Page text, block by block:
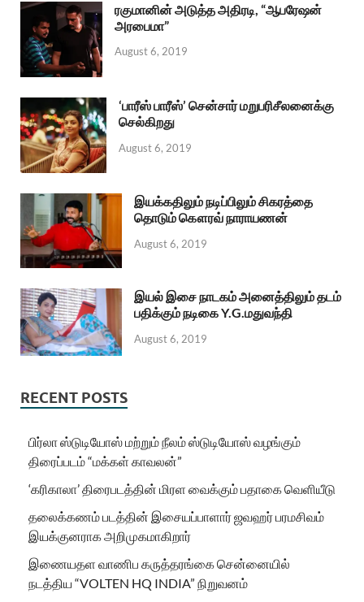
ரகுமானின் அடுத்த அதிரடி, “ஆபரேஷன்
அரபைமா”
August 6, 2019
‘பாரீஸ் பாரீஸ்’ சென்சார் மறுபரிசீலனைக்கு
செல்கிறது
August 6, 2019
இயக்கதிலும் நடிப்பிலும் சிகரத்தை
தொடும் கௌரவ் நாராயணன்
August 6, 2019
இயல் இசை நாடகம் அனைத்திலும் தடம்
பதிக்கும் நடிகை Y.G.மதுவந்தி
August 6, 2019
RECENT POSTS
பிர்லா ஸ்டுடியோஸ் மற்றும் நீலம் ஸ்டுடியோஸ் வழங்கும்
திரைப்படம் “மக்கள் காவலன்”
‘கரிகாலா’ திரைபடத்தின் மிரள வைக்கும் பதாகை வெளியீடு
தலைக்கணம் படத்தின் இசையப்பாளார் ஜவஹர் பரமசிவம்
இயக்குனராக அறிமுகமாகிறார்
இணையதள வாணிப கருத்தரங்கை சென்னையில்
நடத்திய “VOLTEN HQ INDIA” நிறுவனம்